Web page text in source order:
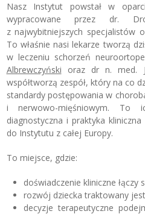
Nasz Instytut powstał w
wypracowane przez dr.
z najwybitniejszych specjalistów
To właśnie nasi lekarze tworzą
w leczeniu schorzeń
Albrewczyński oraz dr n. med.
współtworzą zespół, który na co
standardy postępowania w
i nerwowo-mięśniowym. To
diagnostyczna i praktyka
do Instytutu z całej Europy.
To miejsce, gdzie:
doświadczenie kliniczne
rozwój dziecka traktowany
decyzje terapeutyczne